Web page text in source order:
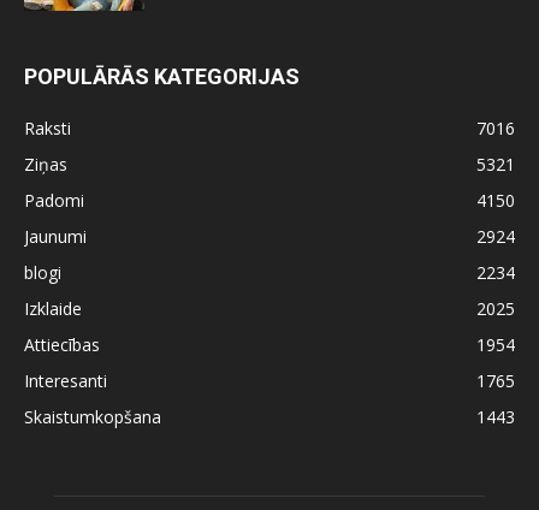
POPULĀRĀS KATEGORIJAS
Raksti
7016
Ziņas
5321
Padomi
4150
Jaunumi
2924
blogi
2234
Izklaide
2025
Attiecības
1954
Interesanti
1765
Skaistumkopšana
1443